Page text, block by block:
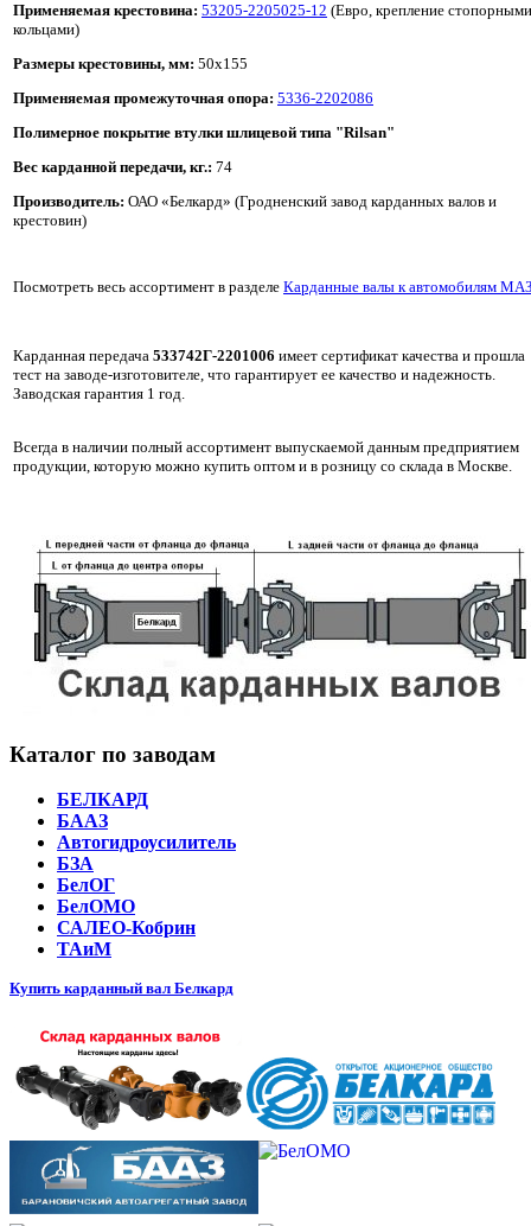
Применяемая крестовина: 53205-2205025-12 (Евро, крепление стопорными
кольцами)
Размеры крестовины, мм: 50х155
Применяемая промежуточная опора: 5336-2202086
Полимерное покрытие втулки шлицевой типа "Rilsan"
Вес карданной передачи, кг.: 74
Производитель: ОАО «Белкард» (Гродненский завод карданных валов и
крестовин)
Посмотреть весь ассортимент в разделе Карданные валы к автомобилям
Карданная передача 533742Г-2201006 имеет сертификат качества и прошла
тест на заводе-изготовителе, что гарантирует ее качество и надежность.
Заводская гарантия 1 год.
Всегда в наличии полный ассортимент выпускаемой данным предприятием
продукции, которую можно купить оптом и в розницу со склада в Москве.
Каталог по заводам
БЕЛКАРД
БААЗ
Автогидроусилитель
БЗА
БелОГ
БелОМО
САЛЕО-Кобрин
ТАиМ
Купить карданный вал Белкард